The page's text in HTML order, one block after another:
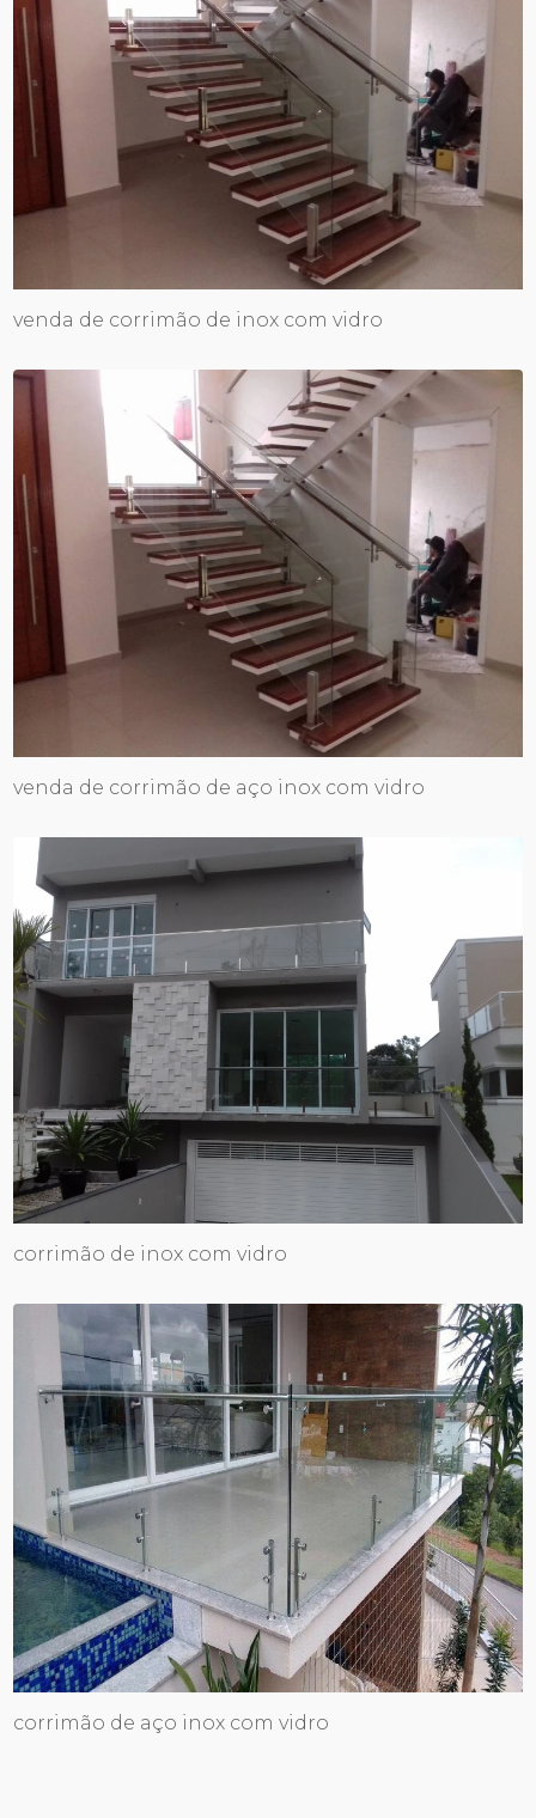
venda de corrimão de inox com vidro
venda de corrimão de aço inox com vidro
corrimão de inox com vidro
corrimão de aço inox com vidro